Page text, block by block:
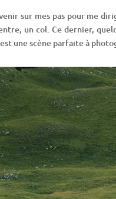
sur mes pas pour me
un col. Ce dernier,
une scène parfaite à